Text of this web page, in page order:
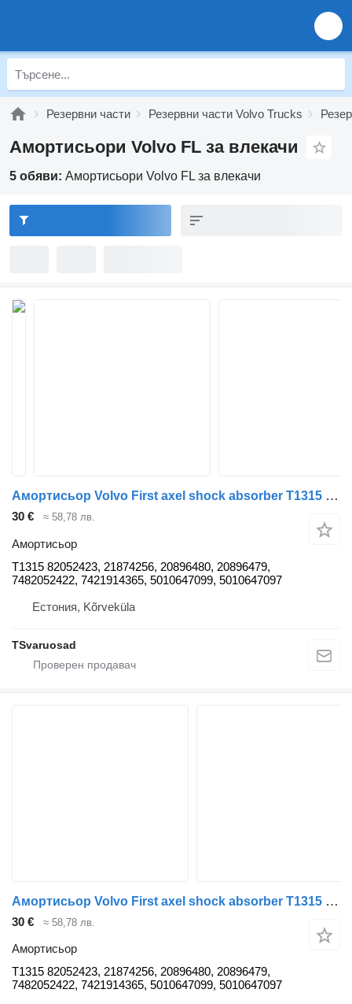
Резервни части Резервни части Volvo Trucks
Амортисьори Volvo FL за влекачи
5 обяви: Амортисьори Volvo FL за влекачи
Амортисьор Volvo First axel shock absorber T1315 за влекач Volvo FL280
30 € ≈ 58,78 лв.
Амортисьор
T1315 82052423, 21874256, 20896480, 20896479,
7482052422, 7421914365, 5010647099, 5010647097
Естония, Kõrveküla
TSvaruosad
Амортисьор Volvo First axel shock absorber T1315 за влекач Volvo FL280
30 € ≈ 58,78 лв.
Амортисьор
T1315 82052423, 21874256, 20896480, 20896479,
7482052422, 7421914365, 5010647099, 5010647097